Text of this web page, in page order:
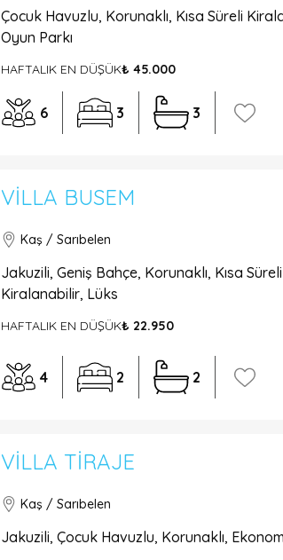
Çocuk Havuzlu, Korunaklı, Kısa Süreli
Oyun Parkı
HAFTALIK EN DÜŞÜK₺ 45.000
6 3 3
VILLA BUSEM
Kaş / Sarıbelen
Jakuzili, Geniş Bahçe, Korunaklı, Kısa Süreli
Kiralanabilir, Lüks
HAFTALIK EN DÜŞÜK₺ 22.950
4 2 2
VILLA TIRAJE
Kaş / Sarıbelen
Jakuzili, Çocuk Havuzlu, Korunaklı,